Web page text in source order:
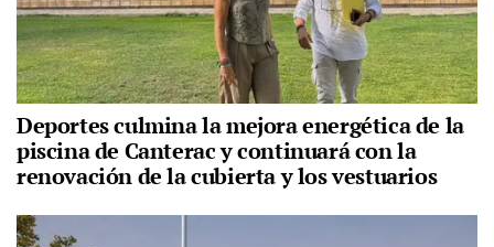
Deportes culmina la mejora energética de la
piscina de Canterac y continuará con la
renovación de la cubierta y los vestuarios